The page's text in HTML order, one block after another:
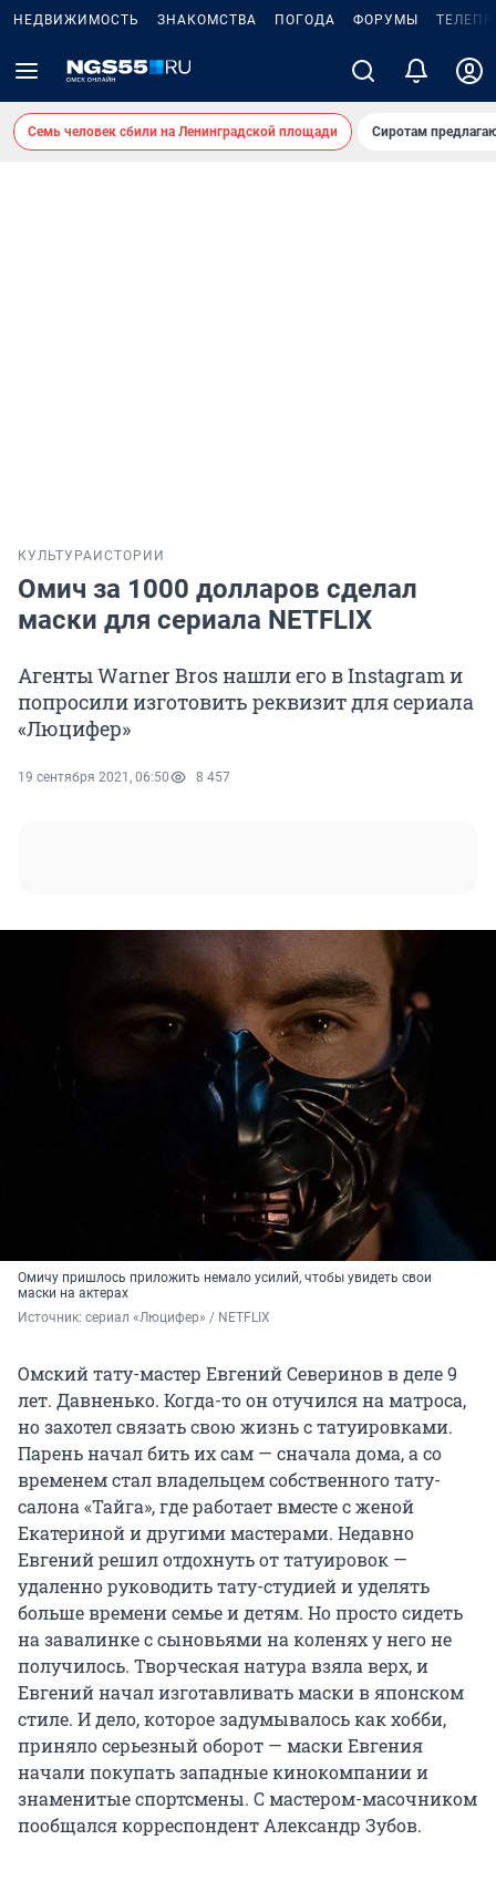
НЕДВИЖИМОСТЬ ЗНАКОМСТВА ПОГОДА ФОРУМЫ
Семь человек сбили на Ленинградской площади Сиротам
КУЛЬТУРА ИСТОРИИ
Омич за 1000 долларов сделал
маски для сериала NETFLIX
Агенты Warner Bros нашли его в Instagram и
попросили изготовить реквизит для сериала
«Люцифер»
19 сентября 2021, 06:50 8 457
Омичу пришлось приложить немало усилий, чтобы увидеть свои
маски на актерах
Источник: сериал «Люцифер» / NETFLIX
Омский тату-мастер Евгений Северинов в деле 9
лет. Давненько. Когда-то он отучился на матроса,
но захотел связать свою жизнь с татуировками.
Парень начал бить их сам — сначала дома, а со
временем стал владельцем собственного тату-
салона «Тайга», где работает вместе с женой
Екатериной и другими мастерами. Недавно
Евгений решил отдохнуть от татуировок —
удаленно руководить тату-студией и уделять
больше времени семье и детям. Но просто сидеть
на завалинке с сыновьями на коленях у него не
получилось. Творческая натура взяла верх, и
Евгений начал изготавливать маски в японском
стиле. И дело, которое задумывалось как хобби,
приняло серьезный оборот — маски Евгения
начали покупать западные кинокомпании и
знаменитые спортсмены. С мастером-масочником
пообщался корреспондент Александр Зубов.